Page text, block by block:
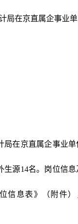
局在京直属企事业
局在京直属企事业
生源14名。岗位信
信息表》（附件